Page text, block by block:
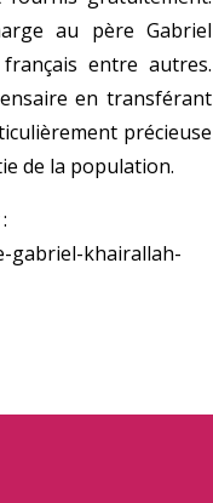
au père Gabriel
entre autres.
en transférant
précieuse
de la population.
:
gabriel-khairallah-